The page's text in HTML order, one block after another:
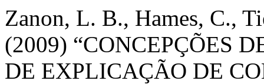
Zanon, L. B., Hames, C.,
(2009) “CONCEPÇÕES
DE EXPLICAÇÃO DE